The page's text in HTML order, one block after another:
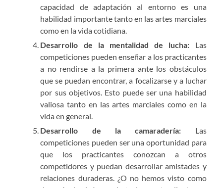
capacidad de adaptación al entorno es una
habilidad importante tanto en las artes marciales
como en la vida cotidiana.
Desarrollo de la mentalidad de lucha: Las
competiciones pueden enseñar a los practicantes
a no rendirse a la primera ante los obstáculos
que se puedan encontrar, a focalizarse y a luchar
por sus objetivos. Esto puede ser una habilidad
valiosa tanto en las artes marciales como en la
vida en general.
Desarrollo de la camaradería: Las
competiciones pueden ser una oportunidad para
que los practicantes conozcan a otros
competidores y puedan desarrollar amistades y
relaciones duraderas. ¿O no hemos visto como